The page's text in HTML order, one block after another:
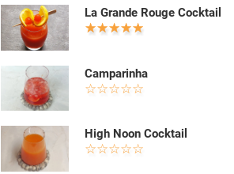
La Grande Rouge Cocktail
Camparinha
High Noon Cocktail